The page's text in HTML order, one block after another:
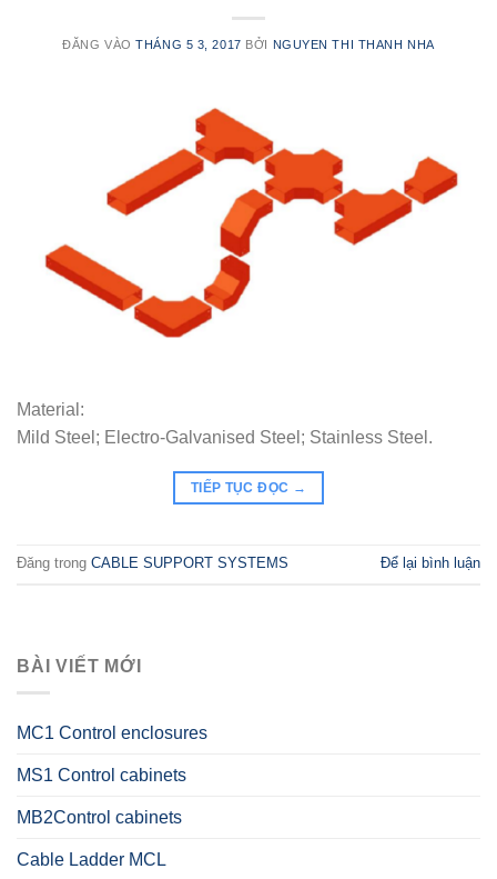
ĐĂNG VÀOTHÁNG 5 3, 2017 BỞI NGUYEN THI THANH NHA
Material:
Mild Steel; Electro-Galvanised Steel; Stainless Steel.
TIẾP TỤC ĐỌC →
Đăng trong CABLE SUPPORT SYSTEMS Để lại bình luận
BÀI VIẾT MỚI
MC1 Control enclosures
MS1 Control cabinets
MB2Control cabinets
Cable Ladder MCL